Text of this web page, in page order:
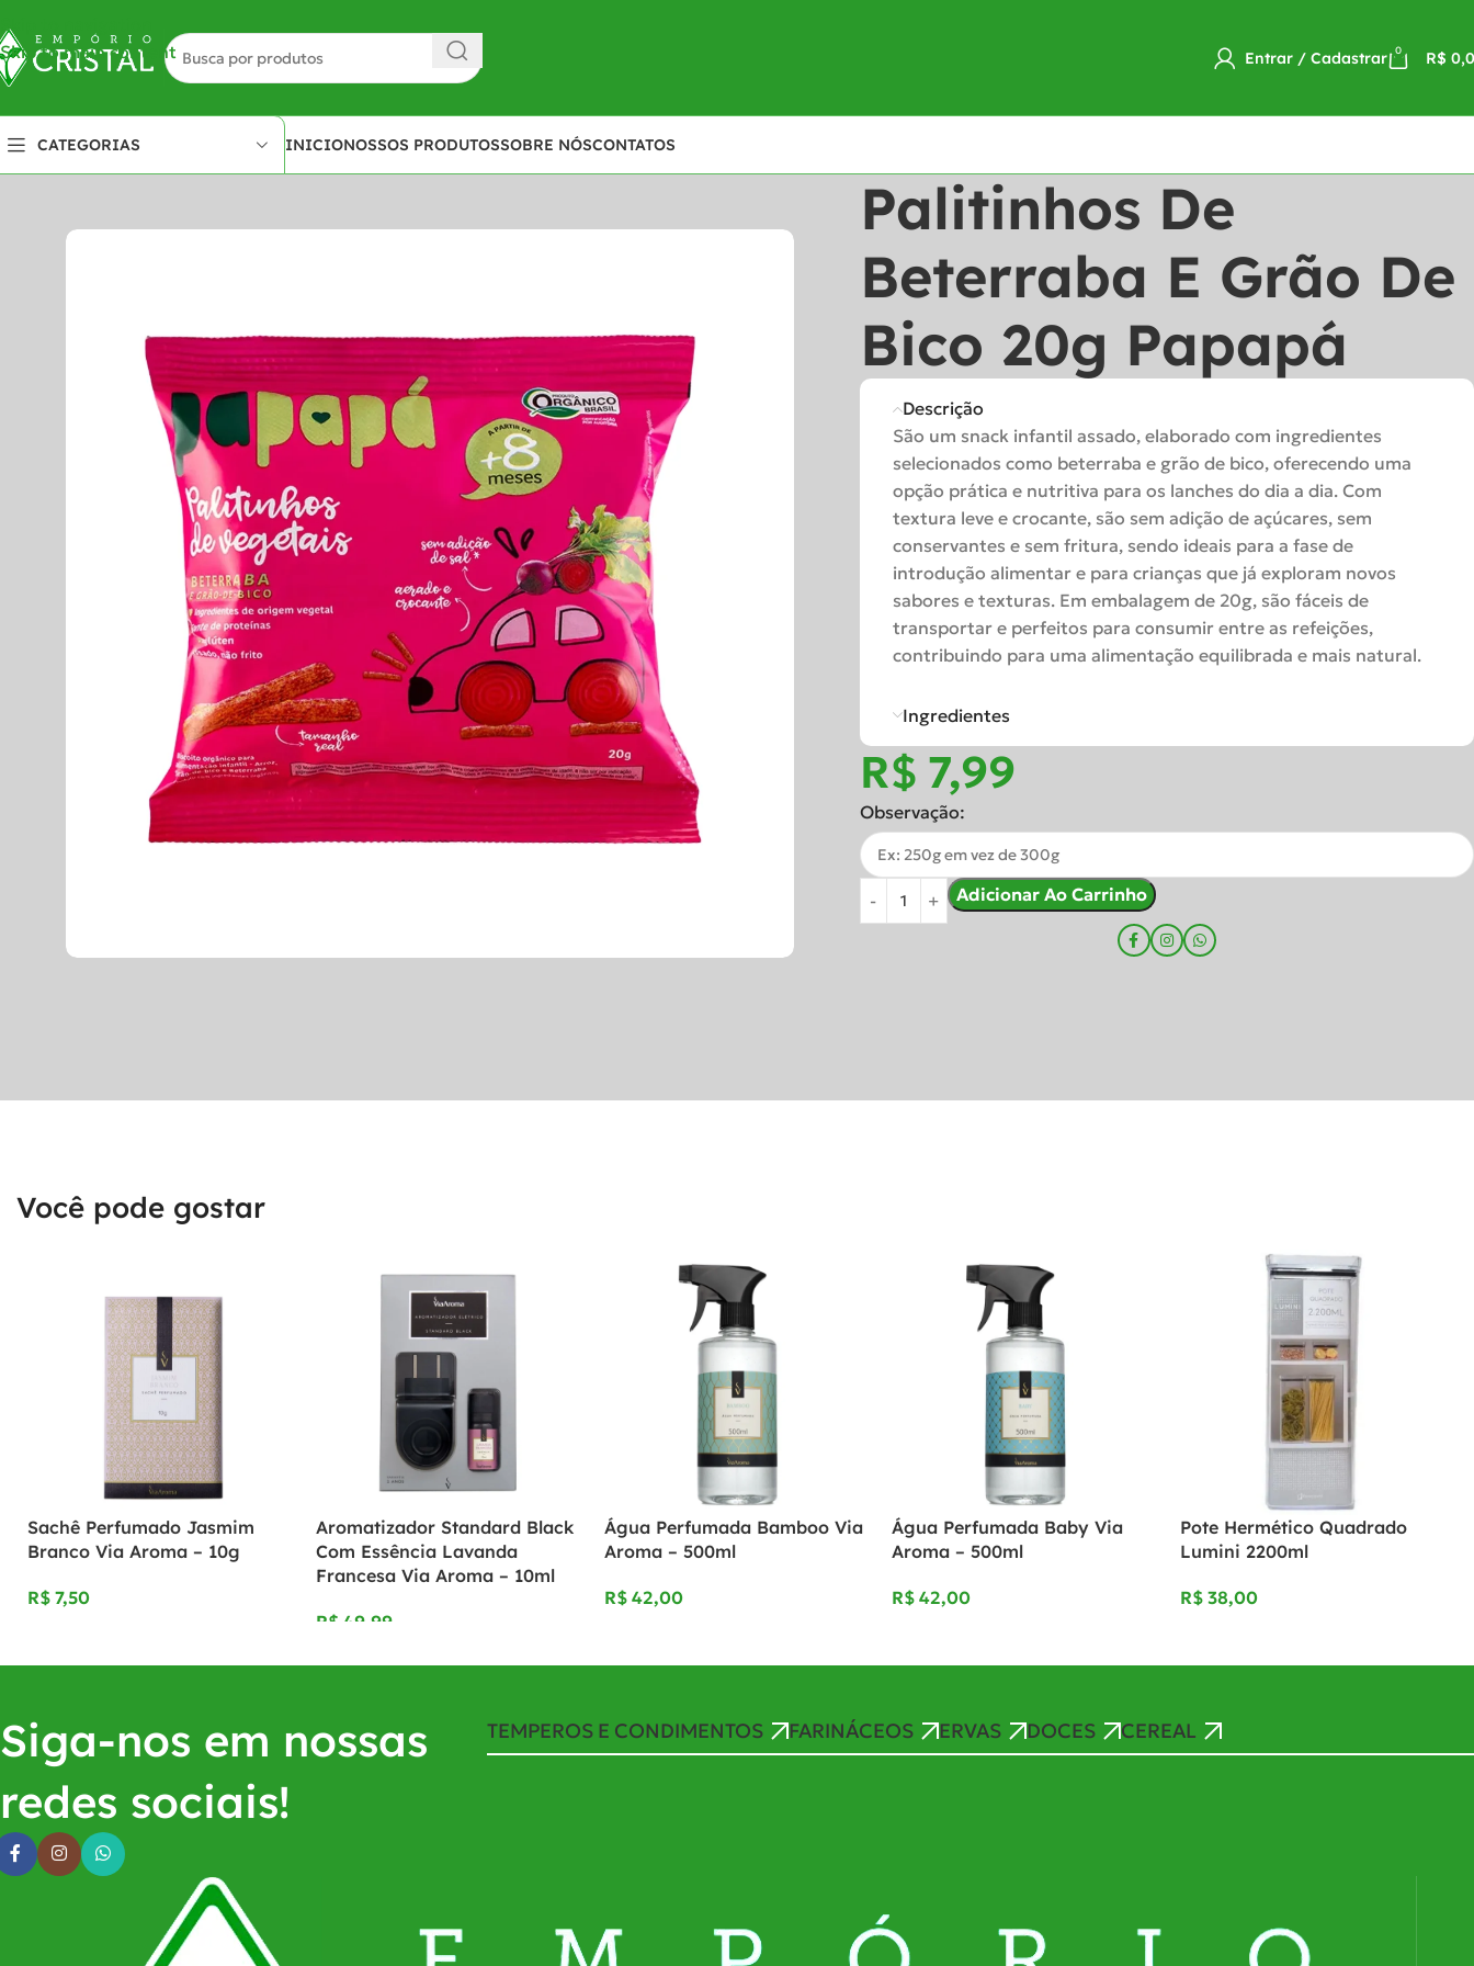
Skip to navigation
Skip to main content
Entrar / Cadastrar 0 R$
CATEGORIAS INICIONOSSOS PRODUTOSSOBRE NÓSCONTATOS
Palitinhos De
Beterraba E Grão De
Bico 20g Papapá
Descrição
São um snack infantil assado, elaborado com ingredientes
selecionados como beterraba e grão de bico, oferecendo uma
opção prática e nutritiva para os lanches do dia a dia. Com
textura leve e crocante, são sem adição de açúcares, sem
conservantes e sem fritura, sendo ideais para a fase de
introdução alimentar e para crianças que já exploram novos
sabores e texturas. Em embalagem de 20g, são fáceis de
transportar e perfeitos para consumir entre as refeições,
contribuindo para uma alimentação equilibrada e mais natural.
Ingredientes
R$
Observação:
Adicionar Ao Carrinho
Você pode gostar
Sachê Perfumado Jasmim
Branco Via Aroma – 10g
R$
Aromatizador Standard Black
Com Essência Lavanda
Francesa Via Aroma – 10ml
R$
Água Perfumada Bamboo Via
Aroma – 500ml
R$
Água Perfumada Baby Via
Aroma – 500ml
R$
Pote Hermético Quadrado
Lumini 2200ml
R$
Siga-nos em nossas
redes sociais!
TEMPEROS E CONDIMENTOS FARINÁCEOS ERVAS DOCES CEREAL